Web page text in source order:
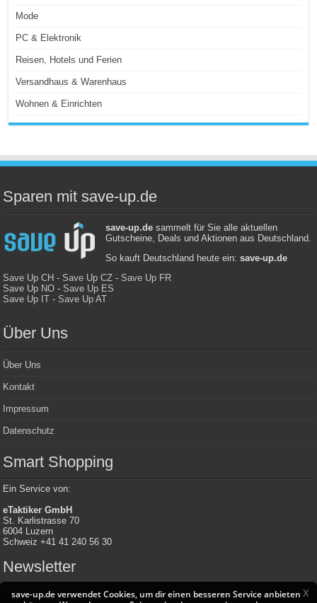
X
save-up.de verwendet Cookies, um dir einen besseren Service anbieten
Mode
PC & Elektronik
Reisen, Hotels und Ferien
Versandhaus & Warenhaus
Wohnen & Einrichten
Sparen mit save-up.de
save-up.desammelt für Sie alle aktuellen
Gutscheine, Deals und Aktionen aus Deutschland.
So kauft Deutschland heute ein: save-up.de
Save Up CH -Save Up CZ -Save Up FR
Save Up NO -Save Up ES
Save Up IT -Save Up AT
Über Uns
Über Uns
Kontakt
Impressum
Datenschutz
Smart Shopping
Ein Service von:
eTaktiker GmbH
St. Karlistrasse 70
6004 Luzern
Schweiz +41 41 240 56 30
Newsletter